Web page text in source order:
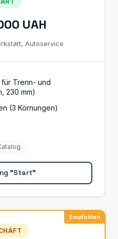
UAH
Autoservice
für Trenn- und
230 mm)
(3 Körnungen)
"Start"
Empfohlen